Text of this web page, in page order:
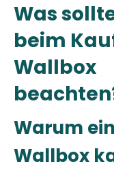
Was
beim
Wallbox
Warum
Wallbox